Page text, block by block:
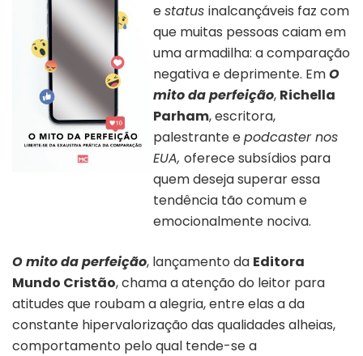
estatus inalcançáveis faz com
que muitas pessoas caiam em
uma armadilha: a comparação
negativa e deprimente. EmO
mito da perfeição, Richella
Parham, escritora,
palestrante epodcaster nos
EUA, oferece subsídios para
quem deseja superar essa
tendência tão comum e
emocionalmente nociva.
O mito da perfeição, lançamento da Editora
Mundo Cristão, chama a atenção do leitor para
atitudes que roubam a alegria, entre elas a da
constante hipervalorização das qualidades alheias,
comportamento pelo qual tende-se a